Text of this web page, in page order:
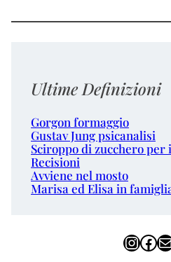
Ultime Definizioni
Gorgon formaggio
Gustav Jung psicanalisi
Sciroppo di zucchero
Recisioni
Avviene nel mosto
Marisa ed Elisa in
InstagramFacebook Email